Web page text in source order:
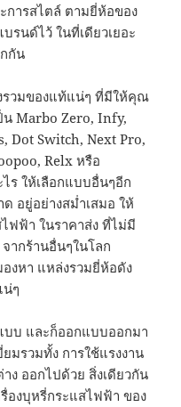
การสไตล์ ตามยี่ห้อของ
รนด์ไว้ ในที่เดียวเยอะ
กัน
รวมของแท้แน่ๆ ที่มีให้คุณ
น Marbo Zero, Infy,
Dot Switch, Next Pro,
Relx หรือ
ร ให้เลือกแบบอื่นๆอีก
อยู่อย่างสม่ำเสมอ ให้
ฟฟ้า ในราคาส่ง ที่ไม่มี
ากร้านอื่นๆในโลก
งหา แหล่งรวมยี่ห้อดัง
ๆ
บ และก็ออกแบบออกมา
มรวมทั้ง การใช้แรงงาน
ง ออกไปด้วย สิ่งเดียวกัน
องบุหรี่กระแสไฟฟ้า ของ